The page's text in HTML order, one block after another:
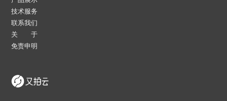
技术服务
联系我们
关 于
免责申明